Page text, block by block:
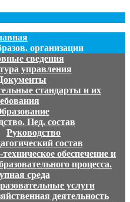
организации
сведения
управления
стандарты и их
Пед. состав
Руководство
состав
обеспечение и
процесса.
среда
услуги
деятельность